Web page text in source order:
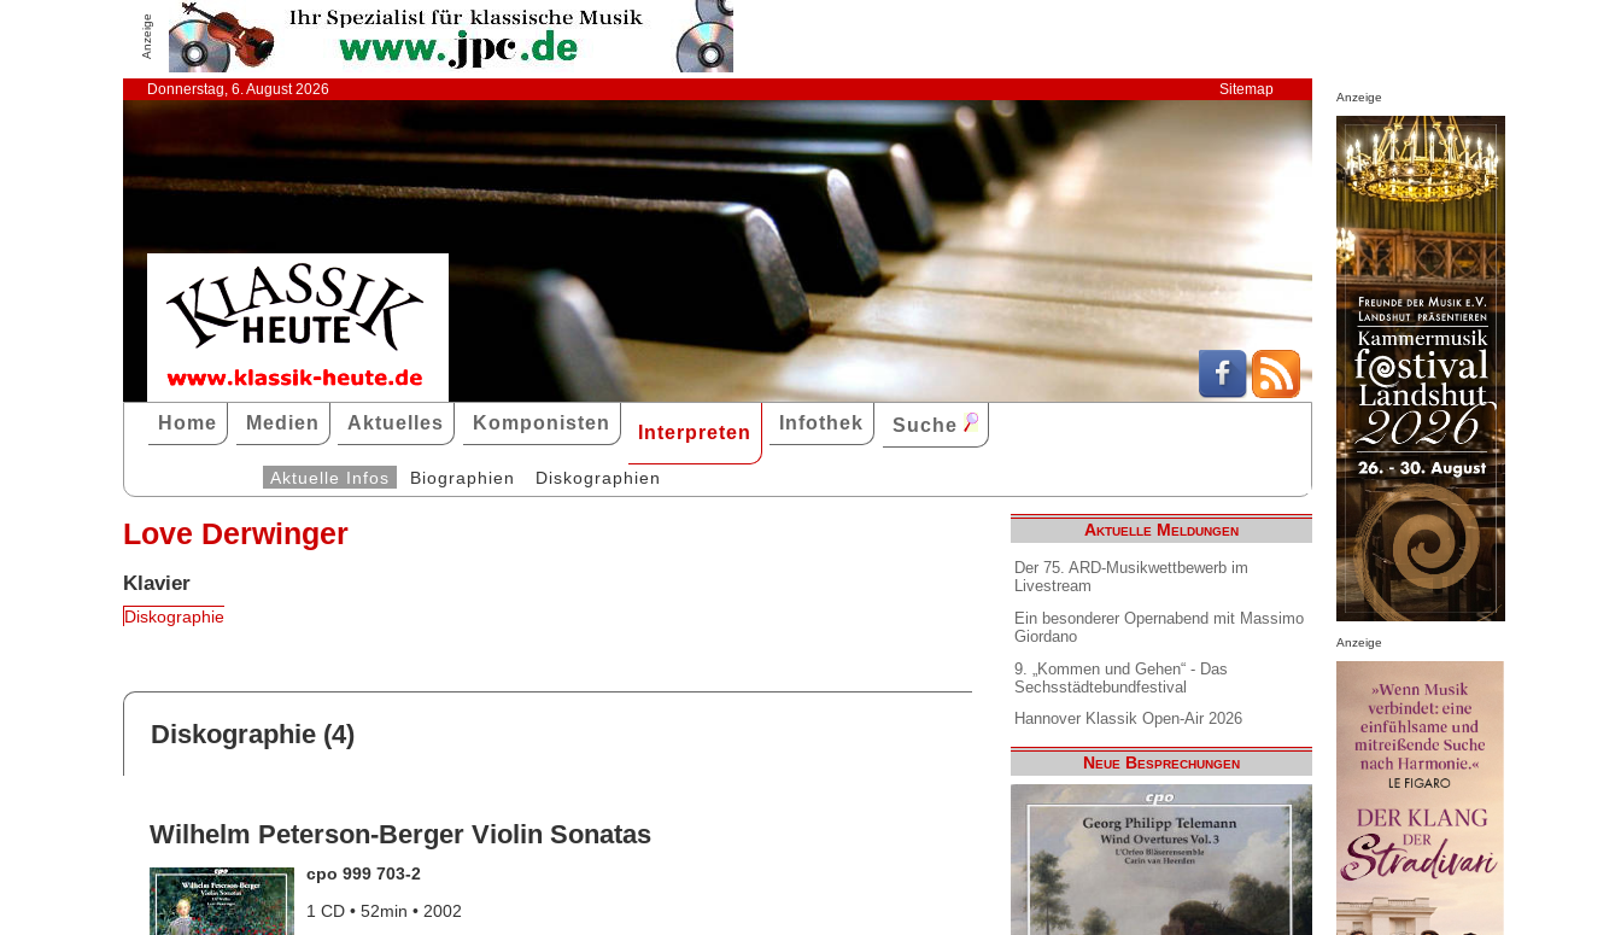
Anzeige
Donnerstag, 6. August 2026 Sitemap
Home Medien Aktuelles Komponisten Interpreten Infothek Suche
Aktuelle Infos Biographien Diskographien
Love Derwinger
Klavier
Diskographie
Diskographie (4)
Wilhelm Peterson-Berger Violin Sonatas
cpo 999 703-2
1 CD • 52min • 2002
Aktuelle Meldungen
Der 75. ARD-Musikwettbewerb im
Livestream
Ein besonderer Opernabend mit Massimo
Giordano
9. „Kommen und Gehen“ - Das
Sechsstädtebundfestival
Hannover Klassik Open-Air 2026
Neue Besprechungen
Anzeige
Anzeige